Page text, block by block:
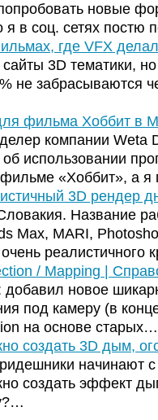
новые
я в соц. сетях постю
где VFX
3D тематики,
не забрасываются
фильма Хоббит в
компании Weta
использовании
«Хоббит», а
3D рендер
Название
Max, MARI,
реалистичного
/ Mapping |
новое
под камеру (в
на основе старых…
создать 3D дым,
начинают
создать эффект